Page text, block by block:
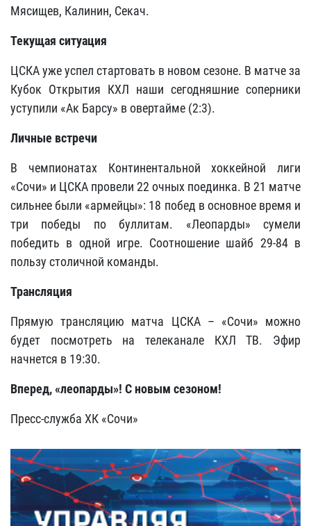
Мясищев, Калинин, Секач.
Текущая ситуация
ЦСКА уже успел стартовать в новом сезоне. В матче за
Кубок Открытия КХЛ наши сегодняшние соперники
уступили «Ак Барсу» в овертайме (2:3).
Личные встречи
В чемпионатах Континентальной хоккейной лиги
«Сочи» и ЦСКА провели 22 очных поединка. В 21 матче
сильнее были «армейцы»: 18 побед в основное время и
три победы по буллитам. «Леопарды» сумели
победить в одной игре. Соотношение шайб 29-84 в
пользу столичной команды.
Трансляция
Прямую трансляцию матча ЦСКА – «Сочи» можно
будет посмотреть на телеканале КХЛ ТВ. Эфир
начнется в 19:30.
Вперед, «леопарды»! С новым сезоном!
Пресс-служба ХК «Сочи»